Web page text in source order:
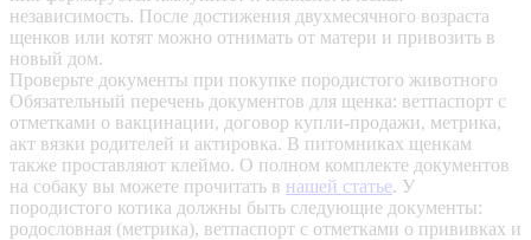
независимость. После достижения двухмесячного возраста
щенков или котят можно отнимать от матери и привозить в
новый дом.
Проверьте документы при покупке породистого животного
Обязательный перечень документов для щенка: ветпаспорт с
отметками о вакцинации, договор купли-продажи, метрика,
акт вязки родителей и актировка. В питомниках щенкам
также проставляют клеймо. О полном комплекте документов
на собаку вы можете прочитать в нашей статье. У
породистого котика должны быть следующие документы:
родословная (метрика), ветпаспорт с отметками о прививках и